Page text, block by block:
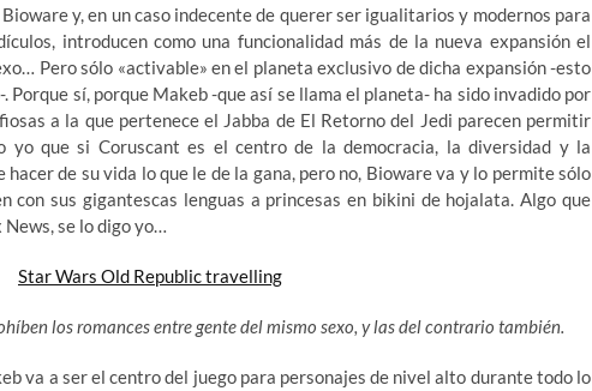
y, en un caso indecente de querer ser igualitarios y modernos para
introducen como una funcionalidad más de la nueva expansión el
Pero sólo «activable» en el planeta exclusivo de dicha expansión -esto
Porque sí, porque Makeb -que así se llama el planeta- ha sido invadido por
a la que pertenece el Jabba de El Retorno del Jedi parecen permitir
yo que si Coruscant es el centro de la democracia, la diversidad y la
de su vida lo que le de la gana, pero no, Bioware va y lo permite sólo
con sus gigantescas lenguas a princesas en bikini de hojalata. Algo que
se lo digo yo…
los romances entre gente del mismo sexo, y las del contrario también.
va a ser el centro del juego para personajes de nivel alto durante todo lo